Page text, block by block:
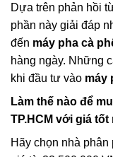
Dựa trên phản hồi
phần này giải đáp
đến máy pha cà
hàng ngày. Những
khi đầu tư vào máy
Làm thế nào để
TP.HCM với giá tốt
Hãy chọn nhà